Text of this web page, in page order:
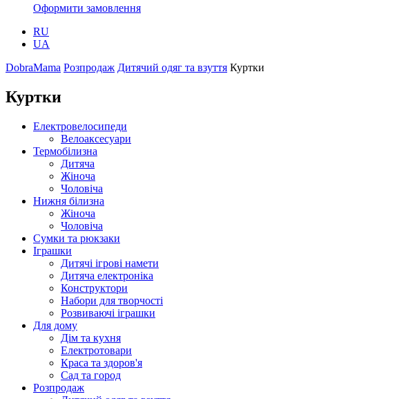
Оформити замовлення
RU
UA
DobraMama Розпродаж Дитячий одяг та взуття Куртки
Куртки
Електровелосипеди
Велоаксесуари
Термобілизна
Дитяча
Жіноча
Чоловіча
Нижня білизна
Жіноча
Чоловіча
Сумки та рюкзаки
Іграшки
Дитячі ігрові намети
Дитяча електроніка
Конструктори
Набори для творчості
Розвиваючі іграшки
Для дому
Дім та кухня
Електротовари
Краса та здоров'я
Сад та город
Розпродаж